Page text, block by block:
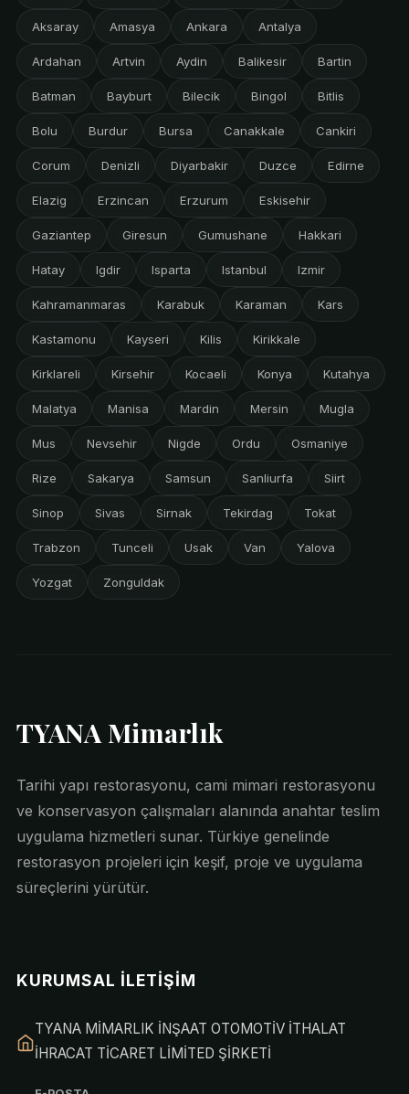
Aksaray Amasya Ankara Antalya
Ardahan Artvin Aydin Balikesir Bartin
Batman Bayburt Bilecik Bingol Bitlis
Bolu Burdur Bursa Canakkale Cankiri
Corum Denizli Diyarbakir Duzce Edirne
Elazig Erzincan Erzurum Eskisehir
Gaziantep Giresun Gumushane Hakkari
Hatay Igdir Isparta Istanbul Izmir
Kahramanmaras Karabuk Karaman Kars
Kastamonu Kayseri Kilis Kirikkale
Kirklareli Kirsehir Kocaeli Konya Kutahya
Malatya Manisa Mardin Mersin Mugla
Mus Nevsehir Nigde Ordu Osmaniye
Rize Sakarya Samsun Sanliurfa Siirt
Sinop Sivas Sirnak Tekirdag Tokat
Trabzon Tunceli Usak Van Yalova
Yozgat Zonguldak
TYANA Mimarlık
Tarihi yapı restorasyonu, cami mimari restorasyonu
ve konservasyon çalışmaları alanında anahtar teslim
uygulama hizmetleri sunar. Türkiye genelinde
restorasyon projeleri için keşif, proje ve uygulama
süreçlerini yürütür.
KURUMSAL İLETIŞIM
TYANA MİMARLIK İNŞAAT OTOMOTİV İTHALAT
İHRACAT TİCARET LİMİTED ŞİRKETİ